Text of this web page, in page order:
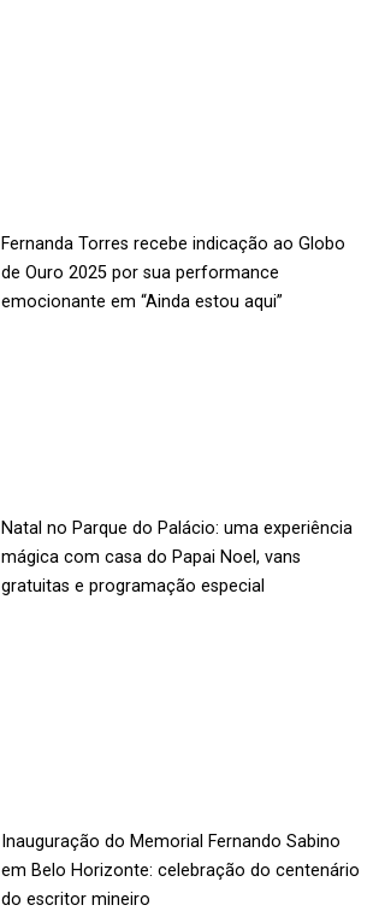
Fernanda Torres recebe indicação ao Globo
de Ouro 2025 por sua performance
emocionante em “Ainda estou aqui”
Natal no Parque do Palácio: uma experiência
mágica com casa do Papai Noel, vans
gratuitas e programação especial
Inauguração do Memorial Fernando Sabino
em Belo Horizonte: celebração do centenário
do escritor mineiro